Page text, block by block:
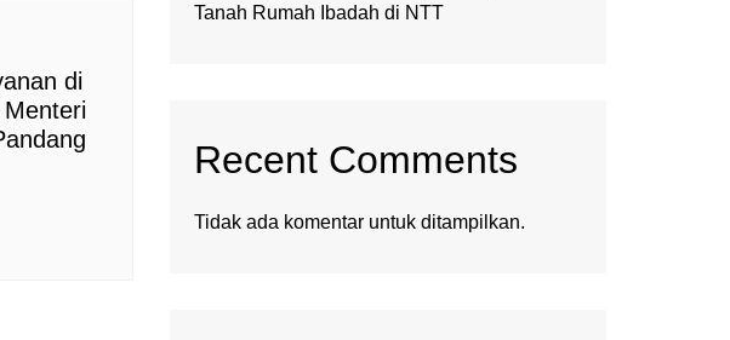
di
Menteri
Tanah Rumah Ibadah di NTT
Recent Comments
Tidak ada komentar untuk ditampilkan.